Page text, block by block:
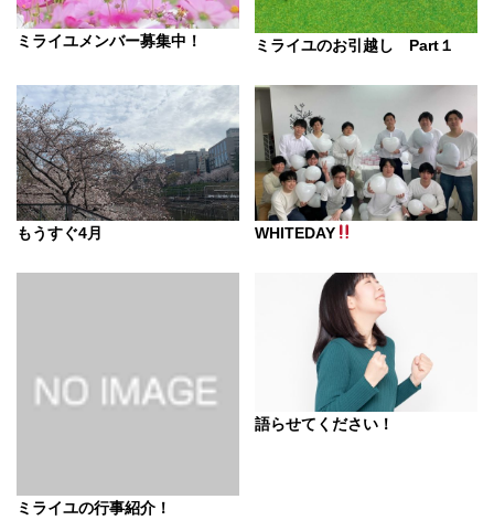
ミライユメンバー募集中！ ミライユのお引越し Part１
もうすぐ4月 WHITEDAY
ミライユの行事紹介！
語らせてください！